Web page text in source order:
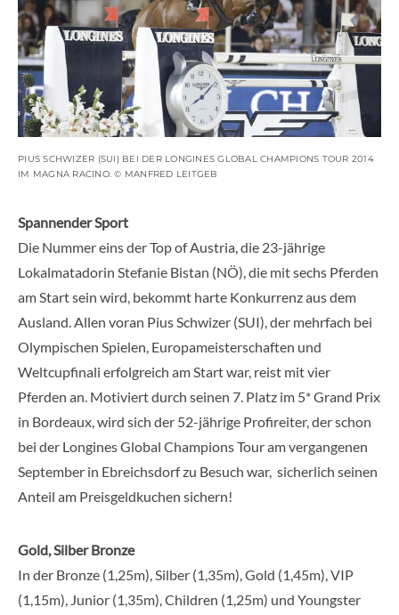
PIUS SCHWIZER (SUI) BEI DER LONGINES GLOBAL CHAMPIONS TOUR 2014
IM MAGNA RACINO. © MANFRED LEITGEB
Spannender Sport
Die Nummer eins der Top of Austria, die 23-jährige
Lokalmatadorin Stefanie Bistan (NÖ), die mit sechs Pferden
am Start sein wird, bekommt harte Konkurrenz aus dem
Ausland. Allen voran Pius Schwizer (SUI), der mehrfach bei
Olympischen Spielen, Europameisterschaften und
Weltcupfinali erfolgreich am Start war, reist mit vier
Pferden an. Motiviert durch seinen 7. Platz im 5* Grand Prix
in Bordeaux, wird sich der 52-jährige Profireiter, der schon
bei der Longines Global Champions Tour am vergangenen
September in Ebreichsdorf zu Besuch war, sicherlich seinen
Anteil am Preisgeldkuchen sichern!
Gold, Silber Bronze
In der Bronze (1,25m), Silber (1,35m), Gold (1,45m), VIP
(1,15m), Junior (1,35m), Children (1,25m) und Youngster